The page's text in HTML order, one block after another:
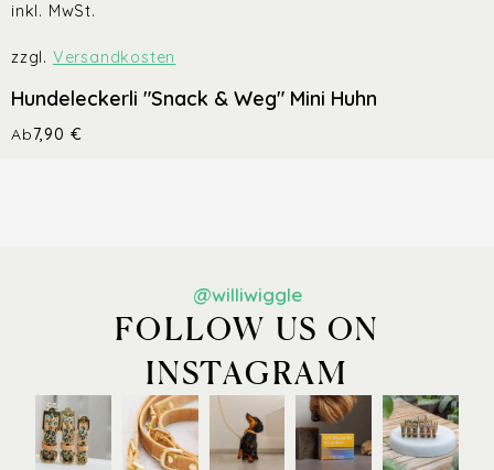
inkl. MwSt.
zzgl. Versandkosten
Hundeleckerli "Snack & Weg" Mini Huhn
Ab7,90 €
@williwiggle
FOLLOW US ON
INSTAGRAM